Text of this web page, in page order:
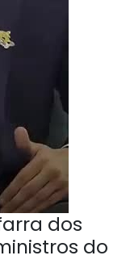
dos
do